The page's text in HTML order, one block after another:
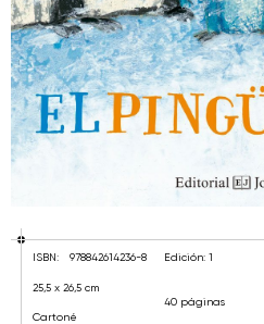
ISBN: 978842614236-8
25,5 x 26,5 cm
Cartoné
Edición: 1
40 páginas